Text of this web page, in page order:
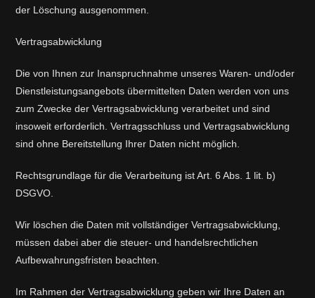
der Löschung ausgenommen.
Vertragsabwicklung
Die von Ihnen zur Inanspruchnahme unseres Waren- und/oder
Dienstleistungsangebots übermittelten Daten werden von uns
zum Zwecke der Vertragsabwicklung verarbeitet und sind
insoweit erforderlich. Vertragsschluss und Vertragsabwicklung
sind ohne Bereitstellung Ihrer Daten nicht möglich.
Rechtsgrundlage für die Verarbeitung ist Art. 6 Abs. 1 lit. b)
DSGVO.
Wir löschen die Daten mit vollständiger Vertragsabwicklung,
müssen dabei aber die steuer- und handelsrechtlichen
Aufbewahrungsfristen beachten.
Im Rahmen der Vertragsabwicklung geben wir Ihre Daten an